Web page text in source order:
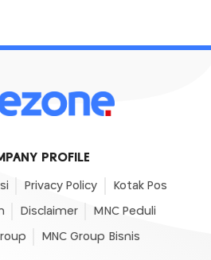
PROFILE
Privacy Policy Kotak Pos
Disclaimer MNC Peduli
MNC Group Bisnis